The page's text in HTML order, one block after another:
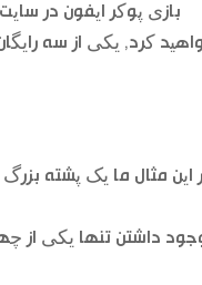
بازی پوکر ایفون در
کرد, یکی از سه
این مثال ما یک پشته
داشتن تنها یکی از